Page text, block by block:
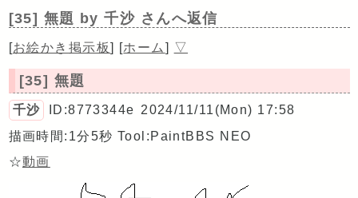
[35] 無題 by 千沙 さんへ返信
[お絵かき掲示板] [ホーム ] ▽
[35] 無題
千沙 ID:8773344e 2024/11/11(Mon) 17:58
描画時間:1分5秒 Tool:PaintBBS NEO
☆動画